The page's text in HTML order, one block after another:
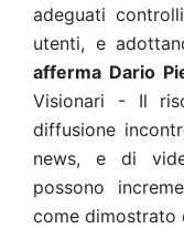
adeguati
utenti, e
afferma Dario
Visionari - Il
diffusione
news, e di
possono
come dimostrato